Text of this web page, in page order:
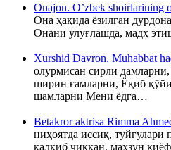
Onajon. O’zbek shoirlarining
Она ҳақида ёзилган
Онани улуғлашда, мадҳ
Xurshid Davron. Muhabbat
олурмисан сирли
ширин ғамларни, Ёқиб
шамларни Мени ёдга…
Betakror aktrisa Rimma
ниҳоятда иссиқ,
қалқиб чиққан, маҳзун